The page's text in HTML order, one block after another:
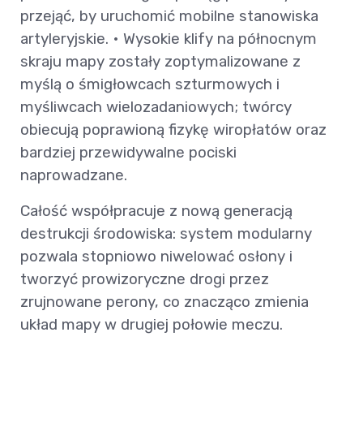
przejąć, by uruchomić mobilne stanowiska
artyleryjskie. • Wysokie klify na północnym
skraju mapy zostały zoptymalizowane z
myślą o śmigłowcach szturmowych i
myśliwcach wielozadaniowych; twórcy
obiecują poprawioną fizykę wiropłatów oraz
bardziej przewidywalne pociski
naprowadzane.
Całość współpracuje z nową generacją
destrukcji środowiska: system modularny
pozwala stopniowo niwelować osłony i
tworzyć prowizoryczne drogi przez
zrujnowane perony, co znacząco zmienia
układ mapy w drugiej połowie meczu.